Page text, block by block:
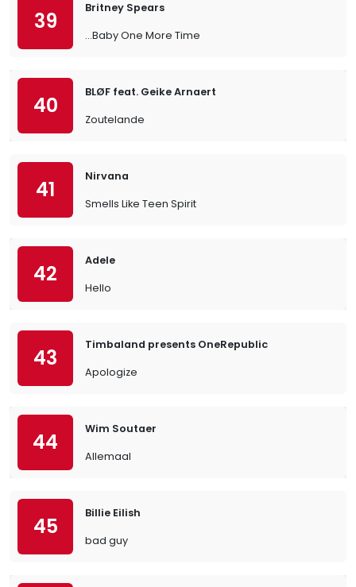
39
Britney Spears
…Baby One More Time
40
BLØF feat. Geike Arnaert
Zoutelande
41
Nirvana
Smells Like Teen Spirit
42
Adele
Hello
43
Timbaland presents OneRepublic
Apologize
44
Wim Soutaer
Allemaal
45
Billie Eilish
bad guy